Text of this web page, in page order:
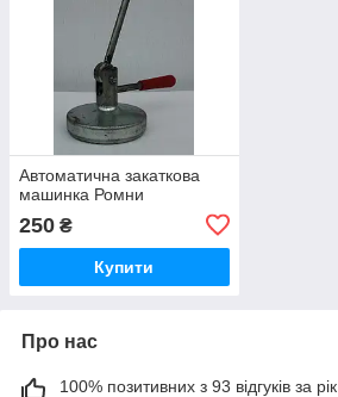
Автоматична закаткова
машинка Ромни
250 ₴
Купити
Про нас
100% позитивних з 93 відгуків за рік